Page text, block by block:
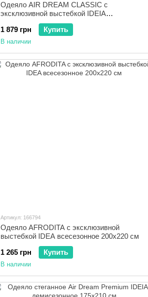
Одеяло AIR DREAM CLASSIC с
эксклюзивной выстебкой IDEIA
всесезонное 200x220 см
1 879 грн
Купить
В наличии
Артикул: 166794
Одеяло AFRODITA с эксклюзивной
выстебкой IDEA всесезонное 200x220 см
1 265 грн
Купить
В наличии